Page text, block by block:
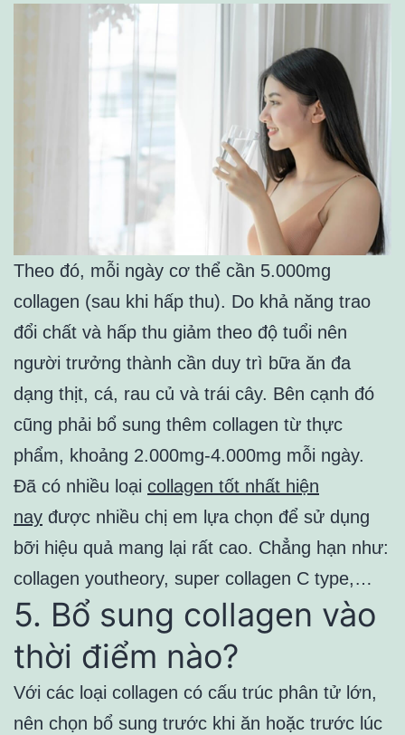
Theo đó, mỗi ngày cơ thể cần 5.000mg
collagen (sau khi hấp thu). Do khả năng trao
đổi chất và hấp thu giảm theo độ tuổi nên
người trưởng thành cần duy trì bữa ăn đa
dạng thịt, cá, rau củ và trái cây. Bên cạnh đó
cũng phải bổ sung thêm collagen từ thực
phẩm, khoảng 2.000mg-4.000mg mỗi ngày.
Đã có nhiều loại collagen tốt nhất hiện
nay được nhiều chị em lựa chọn để sử dụng
bỡi hiệu quả mang lại rất cao. Chẳng hạn như:
collagen youtheory, super collagen C type,…
5. Bổ sung collagen vào
thời điểm nào?
Với các loại collagen có cấu trúc phân tử lớn,
nên chọn bổ sung trước khi ăn hoặc trước lúc